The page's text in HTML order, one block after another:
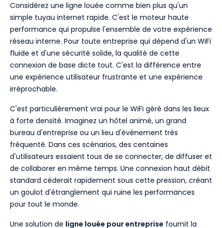
Considérez une ligne louée comme bien plus qu'un
simple tuyau internet rapide. C'est le moteur haute
performance qui propulse l'ensemble de votre expérience
réseau interne. Pour toute entreprise qui dépend d'un WiFi
fluide et d'une sécurité solide, la qualité de cette
connexion de base dicte tout. C'est la différence entre
une expérience utilisateur frustrante et une expérience
irréprochable.
C'est particulièrement vrai pour le WiFi géré dans les lieux
à forte densité. Imaginez un hôtel animé, un grand
bureau d'entreprise ou un lieu d'événement très
fréquenté. Dans ces scénarios, des centaines
d'utilisateurs essaient tous de se connecter, de diffuser et
de collaborer en même temps. Une connexion haut débit
standard céderait rapidement sous cette pression, créant
un goulot d'étranglement qui ruine les performances
pour tout le monde.
Une solution de ligne louée pour entreprise fournit la